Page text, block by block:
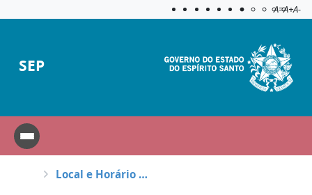
Aplicar
A=A+A-
SEP
Local e Horário de Atendimento